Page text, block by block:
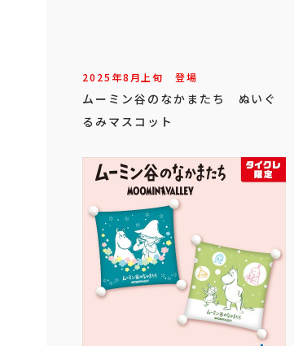
2025年8月上旬 登場
ムーミン谷のなかまたち ぬいぐ
るみマスコット